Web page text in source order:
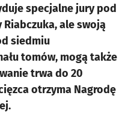
specjalne jury pod
ale swoją
siedmiu
tomów, mogą także
trwa do 20
otrzyma Nagrodę